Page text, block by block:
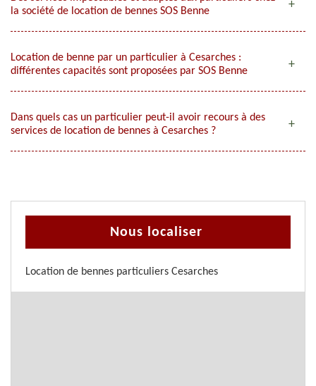
la société de location de bennes SOS Benne
Location de benne par un particulier à Cesarches :
différentes capacités sont proposées par SOS Benne
Dans quels cas un particulier peut-il avoir recours à des
services de location de bennes à Cesarches ?
Nous localiser
Location de bennes particuliers Cesarches